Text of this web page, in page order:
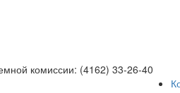
комиссии: (4162) 33-26-40